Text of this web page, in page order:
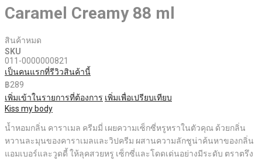
Caramel Creamy 88 ml
สินค้าหมด
SKU
011-0000000821
เป็นคนแรกที่รีวิวสินค้านี้
฿289
เพิ่มเข้าในรายการที่ต้องการ เพิ่มเพื่อเปรียบเทียบ
Kiss my body
น้ำหอมกลิ่น คาราเมล ครีมมี่ เผยความเซ็กซี่หรูหราในตัวคุณ ด้วยกลิ่น
หวานละมุนของคาราเมลและวิปครีม ผสานความลักชูน่าค้นหาของกลิ่น
แอมเบอร์และวูดดี้ ให้ลุคสวยหรู เซ็กซี่และโดดเด่นอย่างมีระดับ ตราตรึง